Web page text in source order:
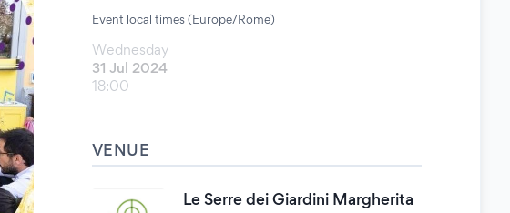
Event local times (Europe/Rome)
Wednesday
31 Jul 2024
18:00
VENUE
Le Serre dei Giardini Margherita